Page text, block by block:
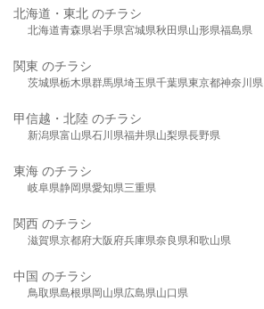
北海道・東北 のチラシ
北海道青森県岩手県宮城県秋田県山形県福島県
関東 のチラシ
茨城県栃木県群馬県埼玉県千葉県東京都神奈川県
甲信越・北陸 のチラシ
新潟県富山県石川県福井県山梨県長野県
東海 のチラシ
岐阜県静岡県愛知県三重県
関西 のチラシ
滋賀県京都府大阪府兵庫県奈良県和歌山県
中国 のチラシ
鳥取県島根県岡山県広島県山口県